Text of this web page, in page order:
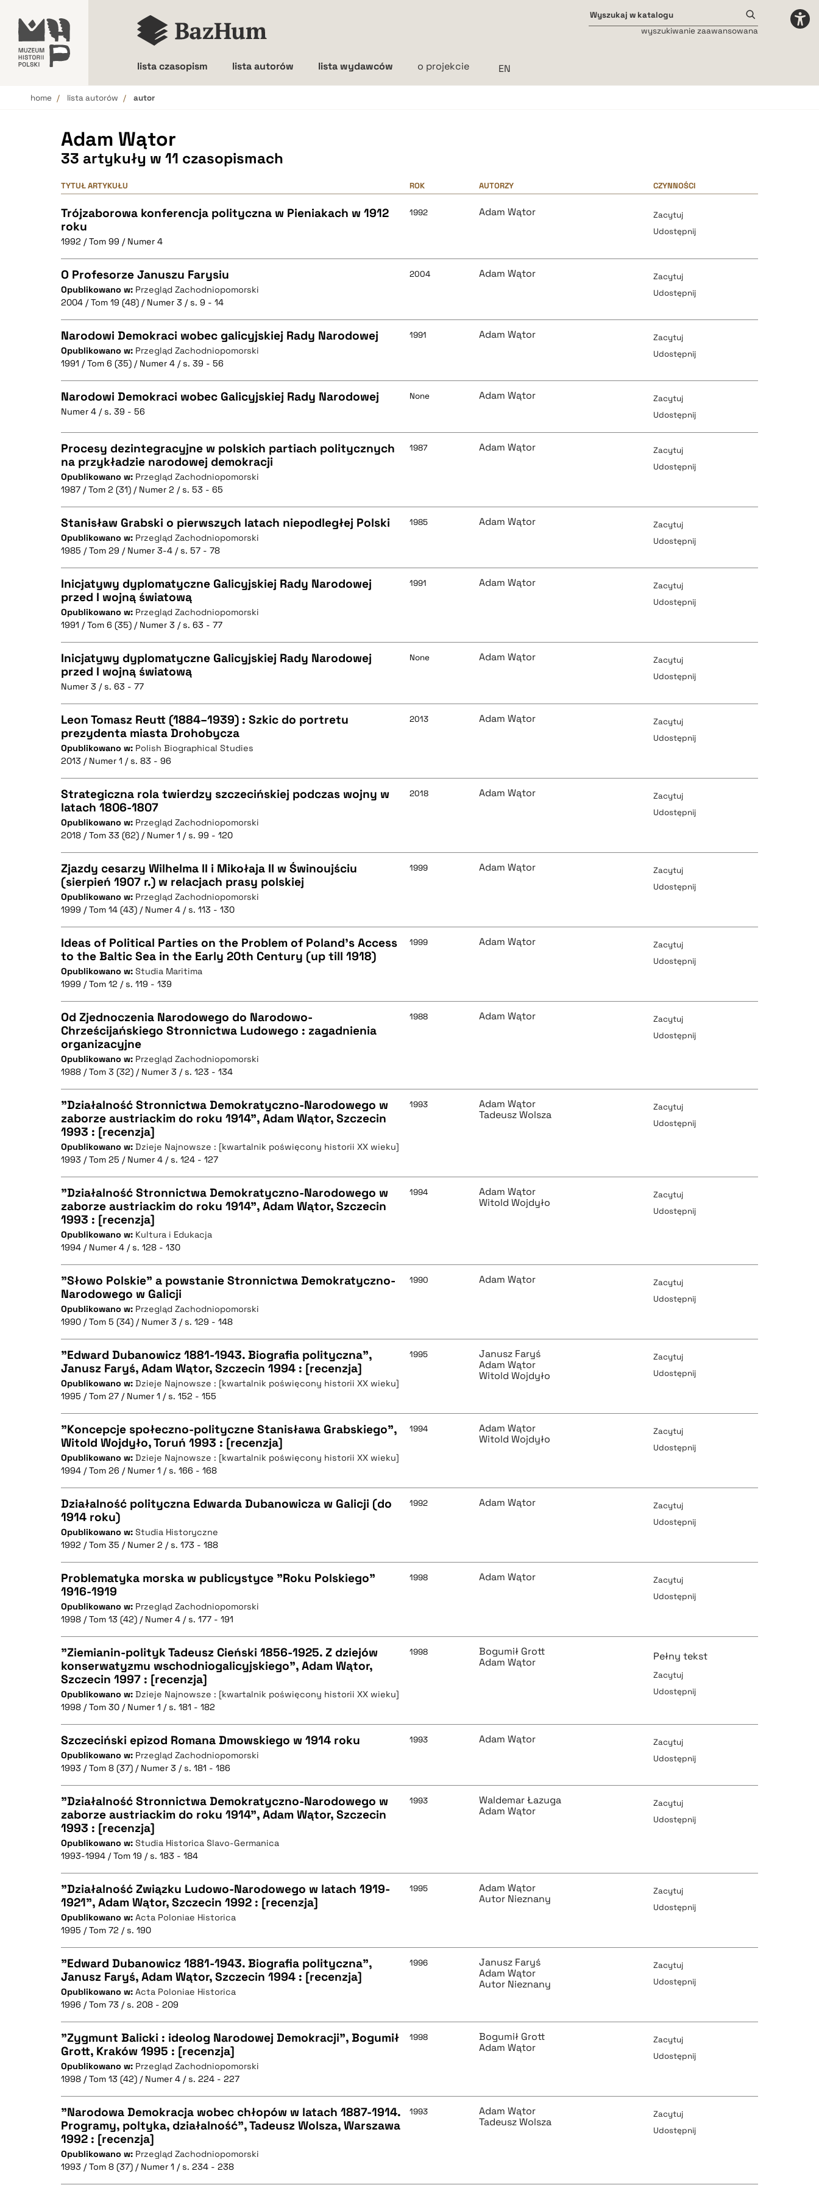
lista czasopism lista autorów lista wydawców o projekcie
wyszukiwanie zaawansowana
home lista autorów autor
Adam Wątor
33 artykuły w 11 czasopismach
TYTUŁ ARTYKUŁU ROK AUTORZY CZYNNOŚCI
Trójzaborowa konferencja polityczna w Pieniakach w 1912
roku
1992 / Tom 99 / Numer 4
1992 Adam Wątor
Zacytuj
Udostępnij
CZYSTY TEKST
pobierz cytat
BIBTEX
pobierz cytat
O Profesorze Januszu Farysiu
Opublikowano w: Przegląd Zachodniopomorski
2004 / Tom 19 (48) / Numer 3 / s. 9 - 14
2004 Adam Wątor
Zacytuj
Udostępnij
CZYSTY TEKST
pobierz cytat
BIBTEX
pobierz cytat
Narodowi Demokraci wobec galicyjskiej Rady Narodowej
Opublikowano w: Przegląd Zachodniopomorski
1991 / Tom 6 (35) / Numer 4 / s. 39 - 56
1991 Adam Wątor
Zacytuj
Udostępnij
pobierz cytat
BIBTEX
pobierz cytat
Narodowi Demokraci wobec Galicyjskiej Rady Narodowej
Numer 4 / s. 39 - 56
None Adam Wątor
Zacytuj
Udostępnij
CZYSTY TEKST
pobierz cytat
BIBTEX
pobierz cytat
Procesy dezintegracyjne w polskich partiach politycznych
na przykładzie narodowej demokracji
Opublikowano w: Przegląd Zachodniopomorski
1987 / Tom 2 (31) / Numer 2 / s. 53 - 65
1987 Adam Wątor
Zacytuj
Udostępnij
CZYSTY TEKST
pobierz cytat
BIBTEX
pobierz cytat
Stanisław Grabski o pierwszych latach niepodległej Polski
Opublikowano w: Przegląd Zachodniopomorski
1985 / Tom 29 / Numer 3-4 / s. 57 - 78
1985 Adam Wątor
Zacytuj
Udostępnij
CZYSTY TEKST
pobierz cytat
BIBTEX
pobierz cytat
Inicjatywy dyplomatyczne Galicyjskiej Rady Narodowej
przed I wojną światową
Opublikowano w: Przegląd Zachodniopomorski
1991 / Tom 6 (35) / Numer 3 / s. 63 - 77
1991 Adam Wątor
Zacytuj
Udostępnij
CZYSTY TEKST
BIBTEX
pobierz cytat
Inicjatywy dyplomatyczne Galicyjskiej Rady Narodowej
przed I wojną światową
Numer 3 / s. 63 - 77
None Adam Wątor
Zacytuj
Udostępnij
CZYSTY TEKST
pobierz cytat
BIBTEX
Leon Tomasz Reutt (1884–1939) : Szkic do portretu
prezydenta miasta Drohobycza
Opublikowano w: Polish Biographical Studies
2013 / Numer 1 / s. 83 - 96
2013 Adam Wątor
Zacytuj
Udostępnij
CZYSTY TEKST
pobierz cytat
BIBTEX
Strategiczna rola twierdzy szczecińskiej podczas wojny w
latach 1806-1807
Opublikowano w: Przegląd Zachodniopomorski
2018 / Tom 33 (62) / Numer 1 / s. 99 - 120
2018 Adam Wątor
Zacytuj
Udostępnij
CZYSTY TEKST
pobierz cytat
BIBTEX
Zjazdy cesarzy Wilhelma II i Mikołaja II w Świnoujściu
(sierpień 1907 r.) w relacjach prasy polskiej
Opublikowano w: Przegląd Zachodniopomorski
1999 / Tom 14 (43) / Numer 4 / s. 113 - 130
1999 Adam Wątor
Zacytuj
Udostępnij
CZYSTY TEKST
pobierz cytat
BIBTEX
Ideas of Political Parties on the Problem of Poland's Access
to the Baltic Sea in the Early 20th Century (up till 1918)
Opublikowano w: Studia Maritima
1999 / Tom 12 / s. 119 - 139
1999 Adam Wątor
Zacytuj
Udostępnij
CZYSTY TEKST
BIBTEX
Od Zjednoczenia Narodowego do Narodowo-
Chrześcijańskiego Stronnictwa Ludowego : zagadnienia
organizacyjne
Opublikowano w: Przegląd Zachodniopomorski
1988 / Tom 3 (32) / Numer 3 / s. 123 - 134
1988 Adam Wątor
Zacytuj
Udostępnij
CZYSTY TEKST
BIBTEX
"Działalność Stronnictwa Demokratyczno-Narodowego w
zaborze austriackim do roku 1914", Adam Wątor, Szczecin
1993 : [recenzja]
Opublikowano w: Dzieje Najnowsze : [kwartalnik poświęcony historii XX wieku]
1993 / Tom 25 / Numer 4 / s. 124 - 127
1993
Adam Wątor
Tadeusz Wolsza
Zacytuj
Udostępnij
CZYSTY TEKST
BIBTEX
"Działalność Stronnictwa Demokratyczno-Narodowego w
zaborze austriackim do roku 1914", Adam Wątor, Szczecin
1993 : [recenzja]
Opublikowano w: Kultura i Edukacja
1994 / Numer 4 / s. 128 - 130
1994
Adam Wątor
Witold Wojdyło
Zacytuj
Udostępnij
CZYSTY TEKST
pobierz cytat
BIBTEX
"Słowo Polskie" a powstanie Stronnictwa Demokratyczno-
Narodowego w Galicji
Opublikowano w: Przegląd Zachodniopomorski
1990 / Tom 5 (34) / Numer 3 / s. 129 - 148
1990 Adam Wątor
Zacytuj
Udostępnij
CZYSTY TEKST
pobierz cytat
BIBTEX
"Edward Dubanowicz 1881-1943. Biografia polityczna",
Janusz Faryś, Adam Wątor, Szczecin 1994 : [recenzja]
Opublikowano w: Dzieje Najnowsze : [kwartalnik poświęcony historii XX wieku]
1995 / Tom 27 / Numer 1 / s. 152 - 155
1995
Janusz Faryś
Adam Wątor
Witold Wojdyło
Zacytuj
Udostępnij
CZYSTY TEKST
pobierz cytat
BIBTEX
"Koncepcje społeczno-polityczne Stanisława Grabskiego",
Witold Wojdyło, Toruń 1993 : [recenzja]
Opublikowano w: Dzieje Najnowsze : [kwartalnik poświęcony historii XX wieku]
1994 / Tom 26 / Numer 1 / s. 166 - 168
1994
Adam Wątor
Witold Wojdyło
Zacytuj
Udostępnij
CZYSTY TEKST
pobierz cytat
BIBTEX
Działalność polityczna Edwarda Dubanowicza w Galicji (do
1914 roku)
Opublikowano w: Studia Historyczne
1992 / Tom 35 / Numer 2 / s. 173 - 188
1992 Adam Wątor
Zacytuj
Udostępnij
CZYSTY TEKST
pobierz cytat
BIBTEX
Problematyka morska w publicystyce "Roku Polskiego"
1916-1919
Opublikowano w: Przegląd Zachodniopomorski
1998 / Tom 13 (42) / Numer 4 / s. 177 - 191
1998 Adam Wątor
Zacytuj
Udostępnij
CZYSTY TEKST
BIBTEX
"Ziemianin-polityk Tadeusz Cieński 1856-1925. Z dziejów
konserwatyzmu wschodniogalicyjskiego", Adam Wątor,
Szczecin 1997 : [recenzja]
Opublikowano w: Dzieje Najnowsze : [kwartalnik poświęcony historii XX wieku]
1998 / Tom 30 / Numer 1 / s. 181 - 182
1998
Bogumił Grott
Adam Wątor
Pełny tekst
Zacytuj
Udostępnij
CZYSTY TEKST
pobierz cytat
BIBTEX
Szczeciński epizod Romana Dmowskiego w 1914 roku
Opublikowano w: Przegląd Zachodniopomorski
1993 / Tom 8 (37) / Numer 3 / s. 181 - 186
1993 Adam Wątor
Zacytuj
Udostępnij
CZYSTY TEKST
BIBTEX
"Działalność Stronnictwa Demokratyczno-Narodowego w
zaborze austriackim do roku 1914", Adam Wątor, Szczecin
1993 : [recenzja]
Opublikowano w: Studia Historica Slavo-Germanica
1993-1994 / Tom 19 / s. 183 - 184
1993
Waldemar Łazuga
Adam Wątor
Zacytuj
Udostępnij
CZYSTY TEKST
pobierz cytat
BIBTEX
"Działalność Związku Ludowo-Narodowego w latach 1919-
1921", Adam Wątor, Szczecin 1992 : [recenzja]
Opublikowano w: Acta Poloniae Historica
1995 / Tom 72 / s. 190
1995
Adam Wątor
Autor Nieznany
Zacytuj
Udostępnij
CZYSTY TEKST
pobierz cytat
BIBTEX
"Edward Dubanowicz 1881-1943. Biografia polityczna",
Janusz Faryś, Adam Wątor, Szczecin 1994 : [recenzja]
Opublikowano w: Acta Poloniae Historica
1996 / Tom 73 / s. 208 - 209
1996
Janusz Faryś
Adam Wątor
Autor Nieznany
Zacytuj
Udostępnij
CZYSTY TEKST
pobierz cytat
BIBTEX
"Zygmunt Balicki : ideolog Narodowej Demokracji", Bogumił
Grott, Kraków 1995 : [recenzja]
Opublikowano w: Przegląd Zachodniopomorski
1998 / Tom 13 (42) / Numer 4 / s. 224 - 227
1998
Bogumił Grott
Adam Wątor
Zacytuj
Udostępnij
CZYSTY TEKST
"Narodowa Demokracja wobec chłopów w latach 1887-1914.
Programy, poltyka, działalność", Tadeusz Wolsza, Warszawa
1992 : [recenzja]
Opublikowano w: Przegląd Zachodniopomorski
1993 / Tom 8 (37) / Numer 1 / s. 234 - 238
1993
Adam Wątor
Tadeusz Wolsza
Zacytuj
Udostępnij